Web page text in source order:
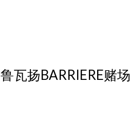
鲁瓦扬BARRIERE赌场